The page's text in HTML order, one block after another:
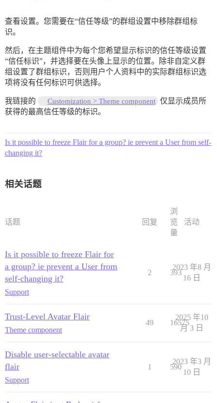
查看设置。您需要在“信任等级”的群组设置中移除群组标
识。
然后，在主题组件中为每个您希望显示标识的信任等级设置
“信任标识”，并选择要在头像上显示的位置。除非自定义群
组设置了群组标识，否则用户个人资料中的实际群组标识选
项将没有任何标识可供选择。
我链接的 Customization > Theme component 仅显示成员所
获得的最高信任等级的标识。
Is it possible to freeze Flair for a group? ie prevent a User from self-
changing it?
相关话题
话题 回复
浏
览
量
活动
Is it possible to freeze Flair for
a group? ie prevent a User from
self-changing it?
Support
2 393
2023 年8 月
16 日
Trust-Level Avatar Flair
Theme component
49 16575
2025 年10
月 3 日
Disable user-selectable avatar
flair
Support
1 590
2023 年3 月
10 日